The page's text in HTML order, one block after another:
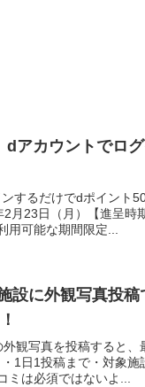
dアカウントでロ
するだけでdポイント
月23日（月）【進呈時
用可能な期間限定...
設に外観写真投
観写真を投稿すると
1日1投稿まで・対象
ミは必須ではないよ...